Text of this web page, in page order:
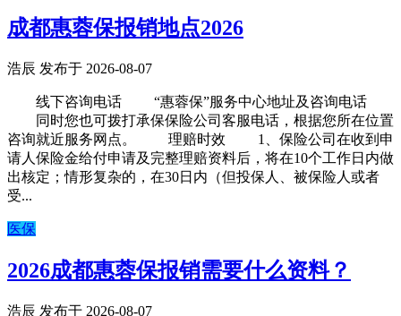
成都惠蓉保报销地点2026
浩辰 发布于 2026-08-07
线下咨询电话 “惠蓉保”服务中心地址及咨询电话
同时您也可拨打承保保险公司客服电话，根据您所在位置
咨询就近服务网点。 理赔时效 1、保险公司在收到申
请人保险金给付申请及完整理赔资料后，将在10个工作日内做
出核定；情形复杂的，在30日内（但投保人、被保险人或者
受...
医保
2026成都惠蓉保报销需要什么资料？
浩辰 发布于 2026-08-07